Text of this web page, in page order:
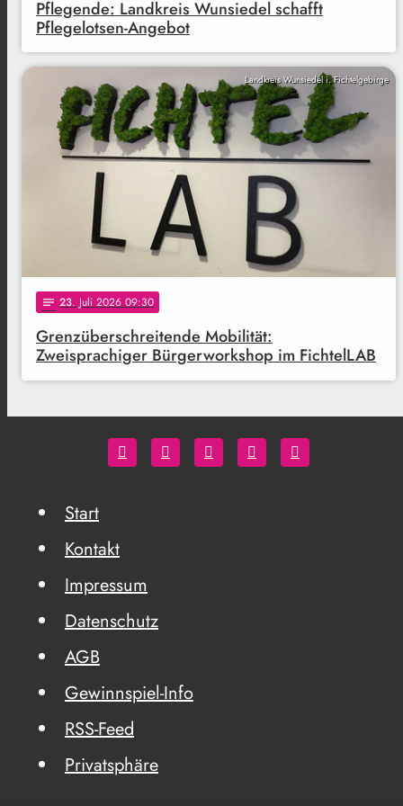
Pflegende: Landkreis Wunsiedel schafft
Pflegelotsen-Angebot
Landkreis Wunsiedel i. Fichtelgebirge
notes 23. Juli 2026 09:30
Grenzüberschreitende Mobilität:
Zweisprachiger Bürgerworkshop im FichtelLAB
Start
Kontakt
Impressum
Datenschutz
AGB
Gewinnspiel-Info
RSS-Feed
Privatsphäre